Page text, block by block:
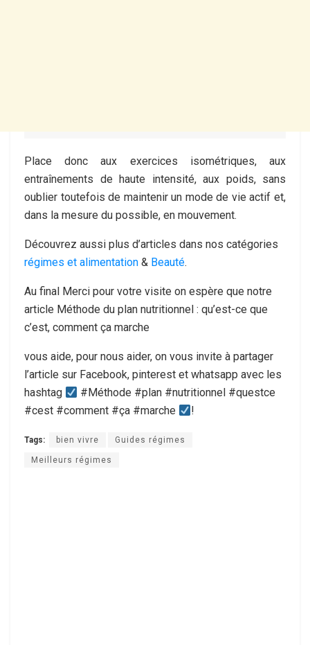
Place donc aux exercices isométriques, aux
entraînements de haute intensité, aux poids, sans
oublier toutefois de maintenir un mode de vie actif et,
dans la mesure du possible, en mouvement.
Découvrez aussi plus d’articles dans nos catégories
régimes et alimentation & Beauté.
Au final Merci pour votre visite on espère que notre
article Méthode du plan nutritionnel : qu’est-ce que
c’est, comment ça marche
vous aide, pour nous aider, on vous invite à partager
l’article sur Facebook, pinterest et whatsapp avec les
hashtag
#Méthode #plan #nutritionnel #questce
#cest #comment #ça #marche
!
Tags: bien vivre Guides régimes
Meilleurs régimes